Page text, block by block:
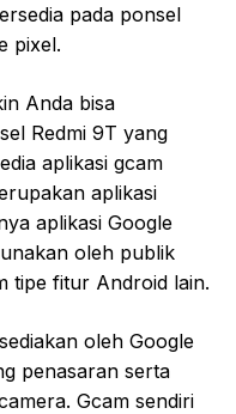
pada ponsel
pixel.
Anda bisa
Redmi 9T yang
aplikasi gcam
aplikasi
aplikasi Google
oleh publik
tipe fitur Android lain.
oleh Google
penasaran serta
Gcam sendiri